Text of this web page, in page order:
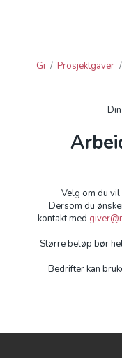
PROSJEKTGAVER
GAVE FRA BEDRIFT
Gi / Prosjektgaver /
Velg om du
Dersom du
kontakt med
Større beløp bør
Bedrifter kan